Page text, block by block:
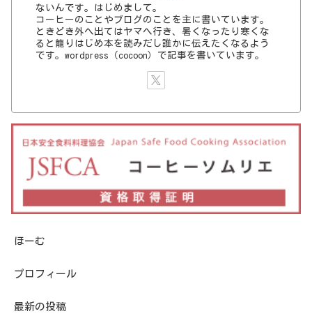
ないんです。はじめまして。
コーヒーのことやブログのことを主に書いています。
ときどき外へ出てはヤマへ行き、暑くなったり寒くな
ると籠りはじめ本を読みだし誰かに伝えたくなるよう
です。wordpress（cocoon）で記事を書いています。
ほーむ
プロフィール
最新の投稿